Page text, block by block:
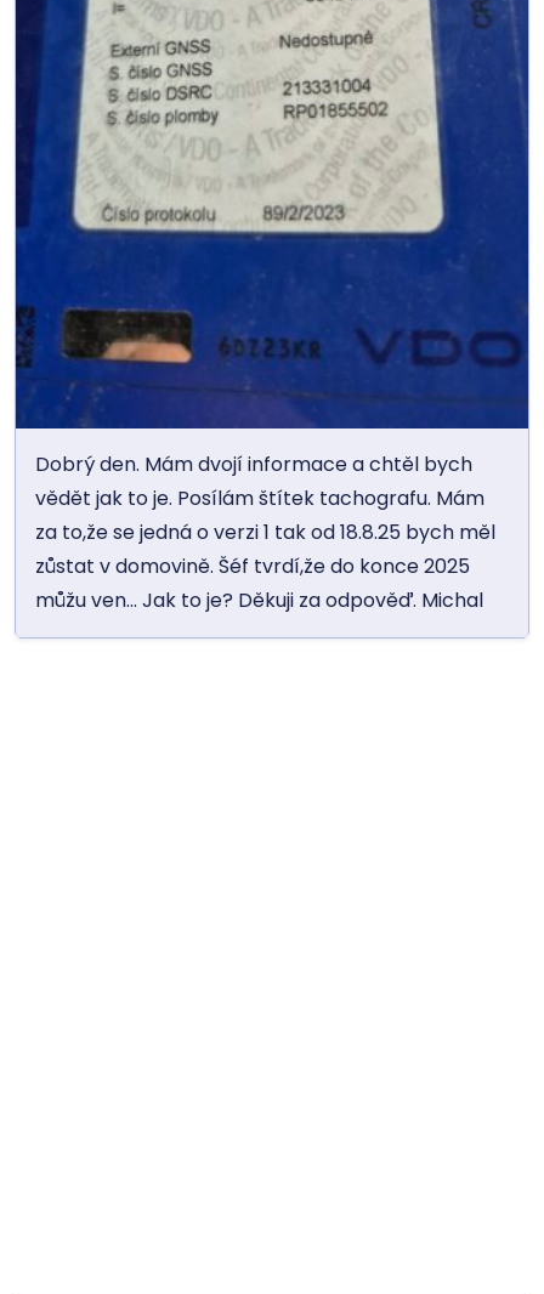
Dobrý den. Mám dvojí informace a chtěl bych
vědět jak to je. Posílám štítek tachografu. Mám
za to,že se jedná o verzi 1 tak od 18.8.25 bych měl
zůstat v domovině. Šéf tvrdí,že do konce 2025
můžu ven... Jak to je? Děkuji za odpověď. Michal